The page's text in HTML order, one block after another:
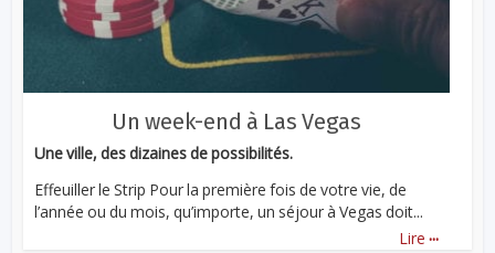
Un week-end à Las Vegas
Une ville, des dizaines de possibilités.
Effeuiller le Strip Pour la première fois de votre vie, de
l’année ou du mois, qu’importe, un séjour à Vegas doit...
Lire ...